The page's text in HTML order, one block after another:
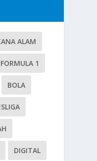
ALAM
1
BOLA
DIGITAL